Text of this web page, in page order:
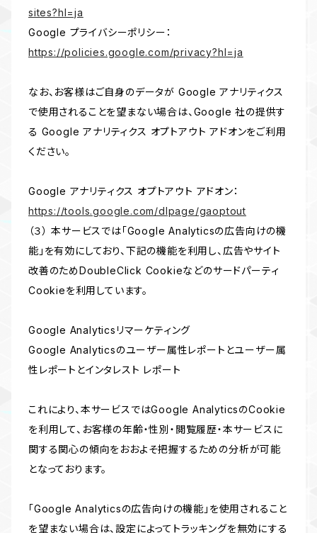
sites?hl=ja
Google プライバシーポリシー：
https://policies.google.com/privacy?hl=ja
なお、お客様はご自身のデータが Google アナリティクス
で使用されることを望まない場合は、Google 社の提供す
る Google アナリティクス オプトアウト アドオンをご利用
ください。
Google アナリティクス オプトアウト アドオン：
https://tools.google.com/dlpage/gaoptout
（３） 本サービスでは「Google Analyticsの広告向けの機
能」を有効にしており、下記の機能を利用し、広告やサイト
改善のためDoubleClick Cookieなどのサードパーティ
Cookieを利用しています。
Google Analyticsリマーケティング
Google Analyticsのユーザー属性レポートとユーザー属
性レポートとインタレスト レポート
これにより、本サービスではGoogle AnalyticsのCookie
を利用して、お客様の年齢・性別・閲覧履歴・本サービスに
関する関心の傾向をおおよそ把握するための分析が可能
となっております。
「Google Analyticsの広告向けの機能」を使用されること
を望まない場合は、設定によってトラッキングを無効にする